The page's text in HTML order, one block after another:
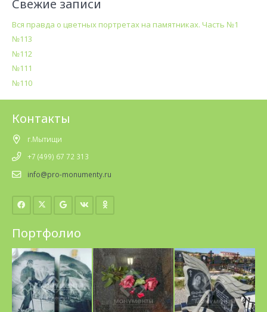
Свежие записи
Вся правда о цветных портретах на памятниках. Часть №1
№113
№112
№111
№110
Контакты
г.Мытищи
+7 (499) 67 72 313
info@pro-monumenty.ru
Портфолио